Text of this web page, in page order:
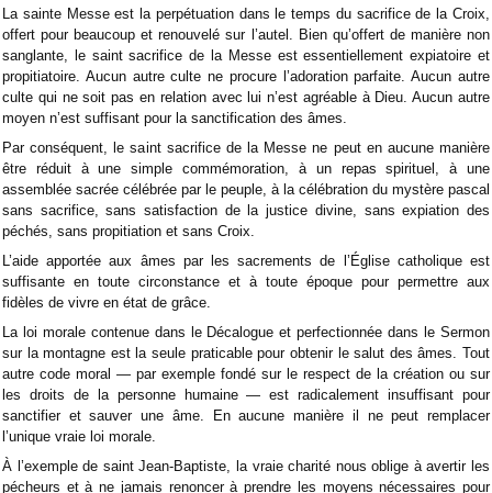
La sainte Messe est la perpétuation dans le temps du sacrifice de la Croix,
offert pour beaucoup et renouvelé sur l’autel. Bien qu’offert de manière non
sanglante, le saint sacrifice de la Messe est essentiellement expiatoire et
propitiatoire. Aucun autre culte ne procure l’adoration parfaite. Aucun autre
culte qui ne soit pas en relation avec lui n’est agréable à Dieu. Aucun autre
moyen n’est suffisant pour la sanctification des âmes.
Par conséquent, le saint sacrifice de la Messe ne peut en aucune manière
être réduit à une simple commémoration, à un repas spirituel, à une
assemblée sacrée célébrée par le peuple, à la célébration du mystère pascal
sans sacrifice, sans satisfaction de la justice divine, sans expiation des
péchés, sans propitiation et sans Croix.
L’aide apportée aux âmes par les sacrements de l’Église catholique est
suffisante en toute circonstance et à toute époque pour permettre aux
fidèles de vivre en état de grâce.
La loi morale contenue dans le Décalogue et perfectionnée dans le Sermon
sur la montagne est la seule praticable pour obtenir le salut des âmes. Tout
autre code moral — par exemple fondé sur le respect de la création ou sur
les droits de la personne humaine — est radicalement insuffisant pour
sanctifier et sauver une âme. En aucune manière il ne peut remplacer
l’unique vraie loi morale.
À l’exemple de saint Jean-Baptiste, la vraie charité nous oblige à avertir les
pécheurs et à ne jamais renoncer à prendre les moyens nécessaires pour